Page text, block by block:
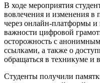
В ходе мероприятия
вовлечения и изменения в
через онлайн‑платформы и
важности цифровой
осторожность с
ссылками, а также о
обращаться в техникуме и
Студенты получили